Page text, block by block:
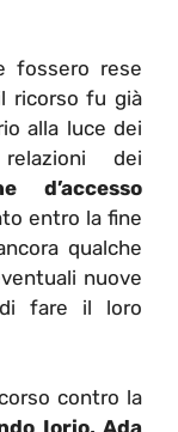
fossero rese
ricorso fu già
alla luce dei
dei
d’accesso
entro la fine
qualche
nuove
di fare il loro
contro la